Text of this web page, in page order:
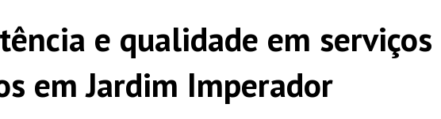
e qualidade em serviços
em Jardim Imperador